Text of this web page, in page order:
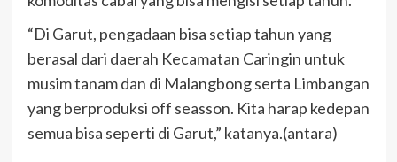
“Di Garut, pengadaan bisa setiap tahun yang
berasal dari daerah Kecamatan Caringin untuk
musim tanam dan di Malangbong serta Limbangan
yang berproduksi off seasson. Kita harap kedepan
semua bisa seperti di Garut,” katanya.(antara)